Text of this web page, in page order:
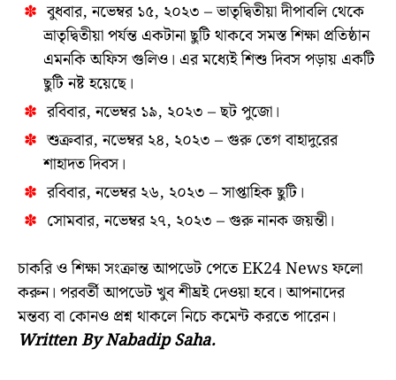
বুধবার, নভেম্বর ১৫, ২০২৩ – ভাতৃদ্বিতীয়া দীপাবলি থেকে
ভ্রাতৃদ্বিতীয়া পর্যন্ত একটানা ছুটি থাকবে সমস্ত শিক্ষা প্রতিষ্ঠান
এমনকি অফিস গুলিও। এর মধ্যেই শিশু দিবস পড়ায় একটি
ছুটি নষ্ট হয়েছে।
রবিবার, নভেম্বর ১৯, ২০২৩ – ছট পুজো।
শুক্রবার, নভেম্বর ২৪, ২০২৩ – গুরু তেগ বাহাদুরের
শাহাদত দিবস।
রবিবার, নভেম্বর ২৬, ২০২৩ – সাপ্তাহিক ছুটি।
সোমবার, নভেম্বর ২৭, ২০২৩ – গুরু নানক জয়ন্তী।
চাকরি ও শিক্ষা সংক্রান্ত আপডেট পেতে EK24 News ফলো
করুন। পরবর্তী আপডেট খুব শীঘ্রই দেওয়া হবে। আপনাদের
মন্তব্য বা কোনও প্রশ্ন থাকলে নিচে কমেন্ট করতে পারেন।
Written By Nabadip Saha.